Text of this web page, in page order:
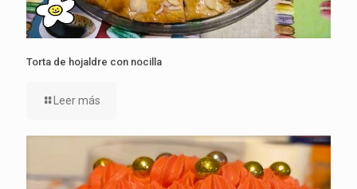
Torta de hojaldre con nocilla
Leer más